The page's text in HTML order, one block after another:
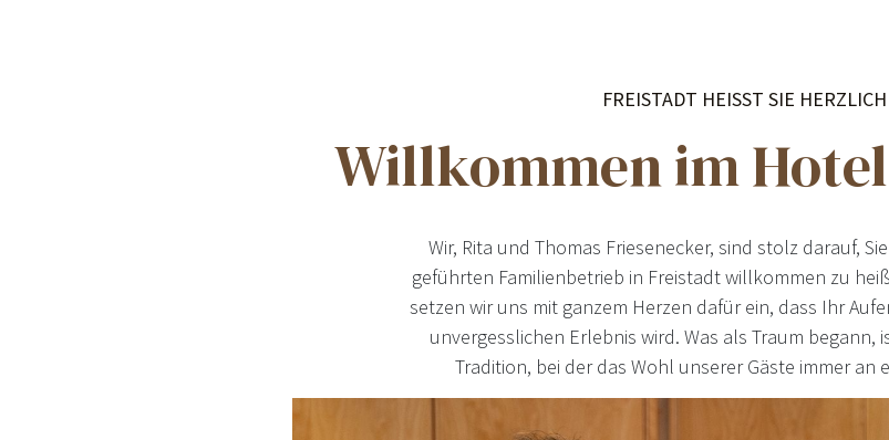
Wir, Rita und Thomas Friesenecker, sind stolz darauf,
geführten Familienbetrieb in Freistadt willkommen zu
setzen wir uns mit ganzem Herzen dafür ein, dass Ihr
unvergesslichen Erlebnis wird. Was als Traum begann,
Tradition, bei der das Wohl unserer Gäste immer an
FREISTADT HEISST SIE HERZLICH
Willkommen im